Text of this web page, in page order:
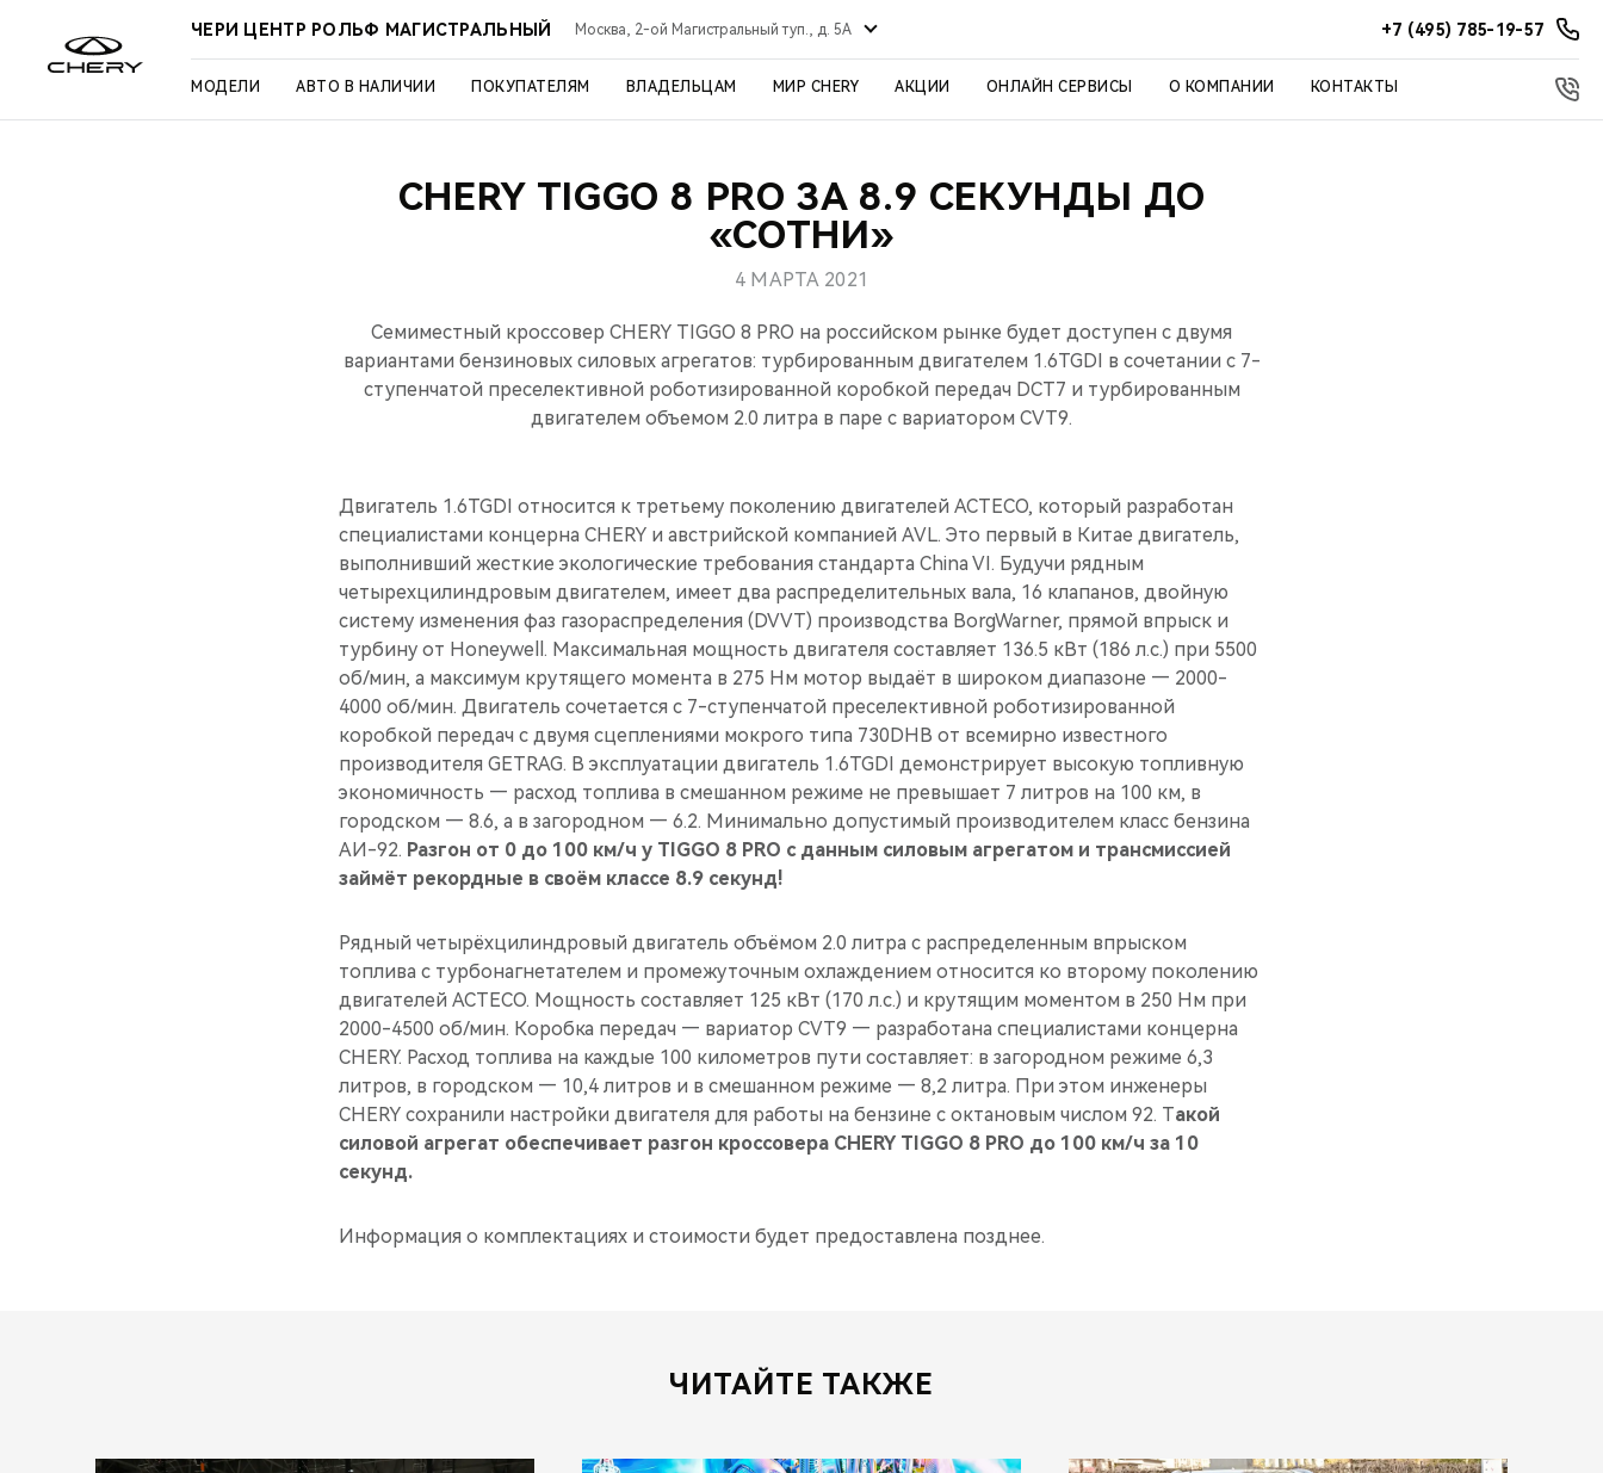
ЧЕРИ ЦЕНТР РОЛЬФ МАГИСТРАЛЬНЫЙ Москва, 2-ой Магистральный туп., д. 5А +7 (495) 785-19-57
МОДЕЛИ АВТО В НАЛИЧИИ ПОКУПАТЕЛЯМ ВЛАДЕЛЬЦАМ МИР CHERY АКЦИИ ОНЛАЙН СЕРВИСЫ О КОМПАНИИ КОНТАКТЫ
CHERY TIGGO 8 PRO ЗА 8.9 СЕКУНДЫ ДО
«СОТНИ»
4 МАРТА 2021
Семиместный кроссовер CHERY TIGGO 8 PRO на российском рынке будет доступен с двумя
вариантами бензиновых силовых агрегатов: турбированным двигателем 1.6TGDI в сочетании с 7-
ступенчатой преселективной роботизированной коробкой передач DCT7 и турбированным
двигателем объемом 2.0 литра в паре с вариатором СVT9.
Двигатель 1.6TGDI относится к третьему поколению двигателей ACTECO, который разработан
специалистами концерна CHERY и австрийской компанией AVL. Это первый в Китае двигатель,
выполнивший жесткие экологические требования стандарта China VI. Будучи рядным
четырехцилиндровым двигателем, имеет два распределительных вала, 16 клапанов, двойную
систему изменения фаз газораспределения (DVVT) производства BorgWarner, прямой впрыск и
турбину от Honeywell. Максимальная мощность двигателя составляет 136.5 кВт (186 л.с.) при 5500
об/мин, а максимум крутящего момента в 275 Нм мотор выдаёт в широком диапазоне — 2000-
4000 об/мин. Двигатель сочетается с 7-ступенчатой преселективной роботизированной
коробкой передач с двумя сцеплениями мокрого типа 730DHB от всемирно известного
производителя GETRAG. В эксплуатации двигатель 1.6TGDI демонстрирует высокую топливную
экономичность — расход топлива в смешанном режиме не превышает 7 литров на 100 км, в
городском — 8.6, а в загородном — 6.2. Минимально допустимый производителем класс бензина
АИ-92. Разгон от 0 до 100 км/ч у TIGGO 8 PRO c данным силовым агрегатом и трансмиссией
займёт рекордные в своём классе 8.9 секунд!
Рядный четырёхцилиндровый двигатель объёмом 2.0 литра с распределенным впрыском
топлива с турбонагнетателем и промежуточным охлаждением относится ко второму поколению
двигателей ACTECO. Мощность составляет 125 кВт (170 л.с.) и крутящим моментом в 250 Нм при
2000-4500 об/мин. Коробка передач — вариатор CVT9 — разработана специалистами концерна
CHERY. Расход топлива на каждые 100 километров пути составляет: в загородном режиме 6,3
литров, в городском — 10,4 литров и в смешанном режиме — 8,2 литра. При этом инженеры
CHERY сохранили настройки двигателя для работы на бензине с октановым числом 92. Такой
силовой агрегат обеспечивает разгон кроссовера CHERY TIGGO 8 PRO до 100 км/ч за 10
секунд.
Информация о комплектациях и стоимости будет предоставлена позднее.
ЧИТАЙТЕ ТАКЖЕ